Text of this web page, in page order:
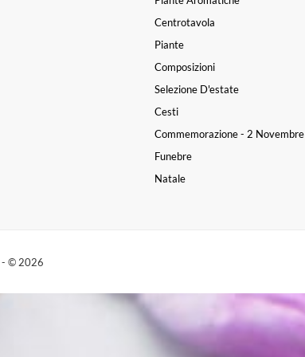
Centrotavola
Piante
Composizioni
Selezione D'estate
Cesti
Commemorazione - 2 Novembre
Funebre
Natale
- © 2026